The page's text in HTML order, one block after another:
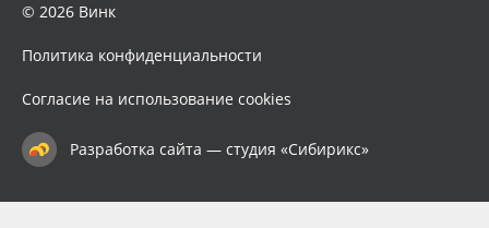
© 2026 Винк
Политика конфиденциальности
Согласие на использование cookies
Разработка сайта — студия «Сибирикс»